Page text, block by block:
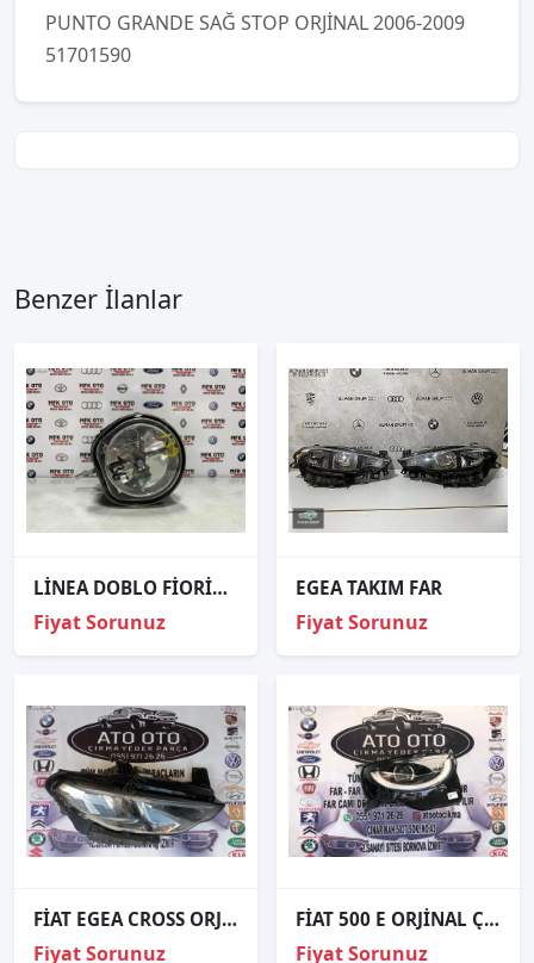
PUNTO GRANDE SAĞ STOP ORJİNAL 2006-2009
51701590
Benzer İlanlar
LİNEA DOBLO FİORİNO SİS FARI ORJİNAL 3011400
Fiyat Sorunuz
EGEA TAKIM FAR
Fiyat Sorunuz
FİAT EGEA CROSS ORJİNAL ÇIKMA SAĞ FAR
Fiyat Sorunuz
FİAT 500 E ORJİNAL ÇIKMA SAĞ FAR
Fiyat Sorunuz